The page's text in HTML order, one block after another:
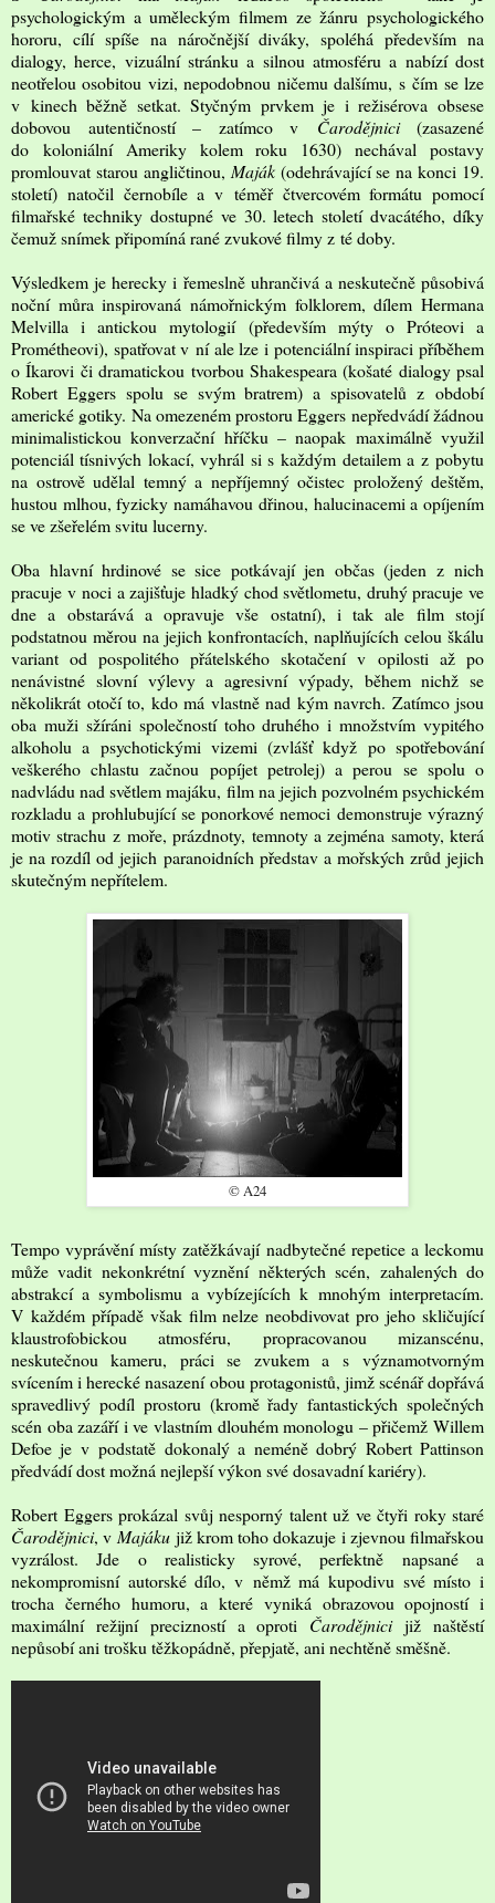
psychologickým a uměleckým filmem ze žánru psychologického
hororu, cílí spíše na náročnější diváky, spoléhá především na
dialogy, herce, vizuální stránku a silnou atmosféru a nabízí dost
neotřelou osobitou vizi, nepodobnou ničemu dalšímu, s čím se lze
v kinech běžně setkat. Styčným prvkem je i režisérova obsese
dobovou autentičností – zatímco v Čarodějnici(zasazené
do koloniální Ameriky kolem roku 1630) nechával postavy
promlouvat starou angličtinou, Maják (odehrávající se na konci 19.
století) natočil černobíle a v téměř čtvercovém formátu pomocí
filmařské techniky dostupné ve 30. letech století dvacátého, díky
čemuž snímek připomíná rané zvukové filmy z té doby.
Výsledkem je herecky i řemeslně uhrančivá a neskutečně působivá
noční můra inspirovaná námořnickým folklorem, dílem Hermana
Melvilla i antickou mytologií (především mýty o Próteovi a
Prométheovi), spatřovat v ní ale lze i potenciální inspiraci příběhem
o Íkarovi či dramatickou tvorbou Shakespeara (košaté dialogy psal
Robert Eggers spolu se svým bratrem) a spisovatelů z období
americké gotiky. Na omezeném prostoru Eggers nepředvádí žádnou
minimalistickou konverzační hříčku – naopak maximálně využil
potenciál tísnivých lokací, vyhrál si s každým detailem a z pobytu
na ostrově udělal temný a nepříjemný očistec proložený deštěm,
hustou mlhou, fyzicky namáhavou dřinou, halucinacemi a opíjením
se ve zšeřelém svitu lucerny.
Oba hlavní hrdinové se sice potkávají jen občas (jeden z nich
pracuje v noci a zajišťuje hladký chod světlometu, druhý pracuje ve
dne a obstarává a opravuje vše ostatní), i tak ale film stojí
podstatnou měrou na jejich konfrontacích, naplňujících celou škálu
variant od pospolitého přátelského skotačení v opilosti až po
nenávistné slovní výlevy a agresivní výpady, během nichž se
několikrát otočí to, kdo má vlastně nad kým navrch. Zatímco jsou
oba muži sžíráni společností toho druhého i množstvím vypitého
alkoholu a psychotickými vizemi (zvlášť když po spotřebování
veškerého chlastu začnou popíjet petrolej) a perou se spolu o
nadvládu nad světlem majáku, film na jejich pozvolném psychickém
rozkladu a prohlubující se ponorkové nemoci demonstruje výrazný
motiv strachu z moře, prázdnoty, temnoty a zejména samoty, která
je na rozdíl od jejich paranoidních představ a mořských zrůd jejich
skutečným nepřítelem.
© A24
Tempo vyprávění místy zatěžkávají nadbytečné repetice a leckomu
může vadit nekonkrétní vyznění některých scén, zahalených do
abstrakcí a symbolismu a vybízejících k mnohým interpretacím.
V každém případě však film nelze neobdivovat pro jeho skličující
klaustrofobickou atmosféru, propracovanou mizanscénu,
neskutečnou kameru, práci se zvukem a s významotvorným
svícením i herecké nasazení obou protagonistů, jimž scénář dopřává
spravedlivý podíl prostoru (kromě řady fantastických společných
scén oba zazáří i ve vlastním dlouhém monologu – přičemž Willem
Defoe je v podstatě dokonalý a neméně dobrý Robert Pattinson
předvádí dost možná nejlepší výkon své dosavadní kariéry).
Robert Eggers prokázal svůj nesporný talent už ve čtyři roky staré
Čarodějnici, v Majáku již krom toho dokazuje i zjevnou filmařskou
vyzrálost. Jde o realisticky syrové, perfektně napsané a
nekompromisní autorské dílo, v němž má kupodivu své místo i
trocha černého humoru, a které vyniká obrazovou opojností i
maximální režijní precizností a oproti Čarodějnicijiž naštěstí
nepůsobí ani trošku těžkopádně, přepjatě, ani nechtěně směšně.